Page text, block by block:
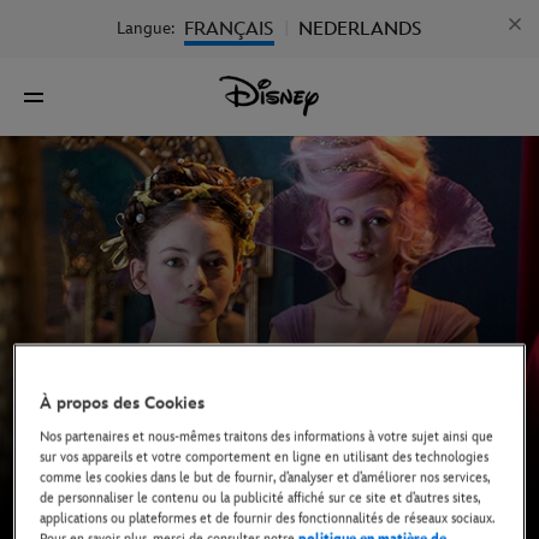
Langue: FRANÇAIS NEDERLANDS
À propos des Cookies
Nos partenaires et nous-mêmes traitons des informations à votre sujet ainsi que
sur vos appareils et votre comportement en ligne en utilisant des technologies
comme les cookies dans le but de fournir, d’analyser et d’améliorer nos services,
de personnaliser le contenu ou la publicité affiché sur ce site et d’autres sites,
applications ou plateformes et de fournir des fonctionnalités de réseaux sociaux.